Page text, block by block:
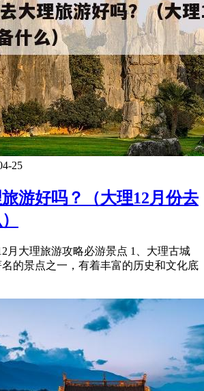
25
游好吗？（大理12月份去
月大理旅游攻略必游景点 1、大理古城
的景点之一，有着丰富的历史和文化底